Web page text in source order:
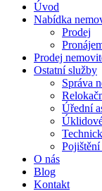
Úvod
Nabídka
Prodej
Prodej
Ostatní služby
Správa
Úřední
O nás
Blog
Kontakt